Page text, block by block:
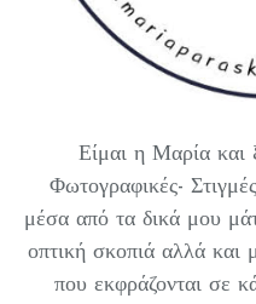
Είμαι η Μαρία και
Φωτογραφικές-
μέσα από τα δικά μου
οπτική σκοπιά αλλά και
που εκφράζονται σε